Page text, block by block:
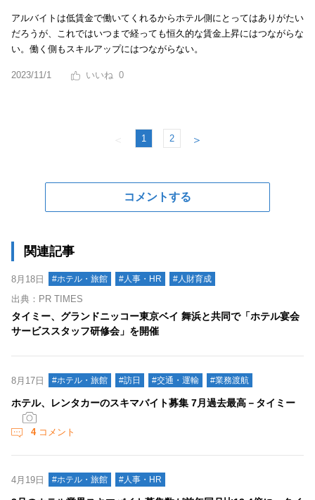
アルバイトは低賃金で働いてくれるからホテル側にとってはありがたい
だろうが、これではいつまで経っても恒久的な賃金上昇にはつながらな
い。働く側もスキルアップにはつながらない。
2023/11/1 0
＜ 1 2 ＞
コメントする
関連記事
8月18日 #ホテル・旅館 #人事・HR #人財育成
出典：PR TIMES
タイミー、グランドニッコー東京ベイ 舞浜と共同で「ホテル宴会
サービススタッフ研修会」を開催
8月17日 #ホテル・旅館 #訪日 #交通・運輸 #業務渡航
ホテル、レンタカーのスキマバイト募集 7月過去最高－タイミー
4コメント
4月19日 #ホテル・旅館 #人事・HR